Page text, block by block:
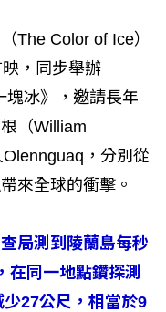
The Color of Ice）
，同步舉辦
塊冰》，邀請長年
（William
，分別從
來全球的衝擊。
局測到陵蘭島每秒
在同一地點鑽探測
27公尺，相當於9